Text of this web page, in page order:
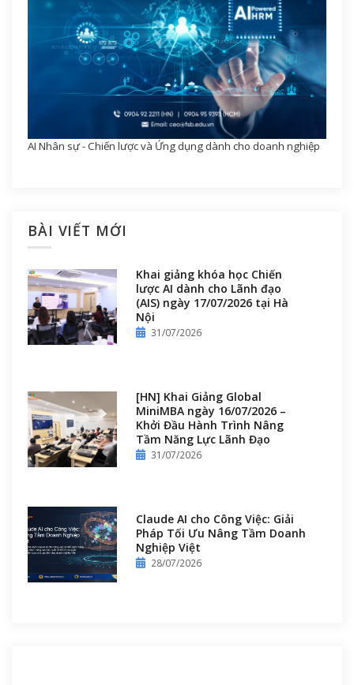
AI Nhân sự - Chiến lược và Ứng dụng dành cho doanh nghiệp
BÀI VIẾT MỚI
Khai giảng khóa học Chiến
lược AI dành cho Lãnh đạo
(AIS) ngày 17/07/2026 tại Hà
Nội
31/07/2026
[HN] Khai Giảng Global
MiniMBA ngày 16/07/2026 –
Khởi Đầu Hành Trình Nâng
Tầm Năng Lực Lãnh Đạo
31/07/2026
Claude AI cho Công Việc: Giải
Pháp Tối Ưu Nâng Tầm Doanh
Nghiệp Việt
28/07/2026